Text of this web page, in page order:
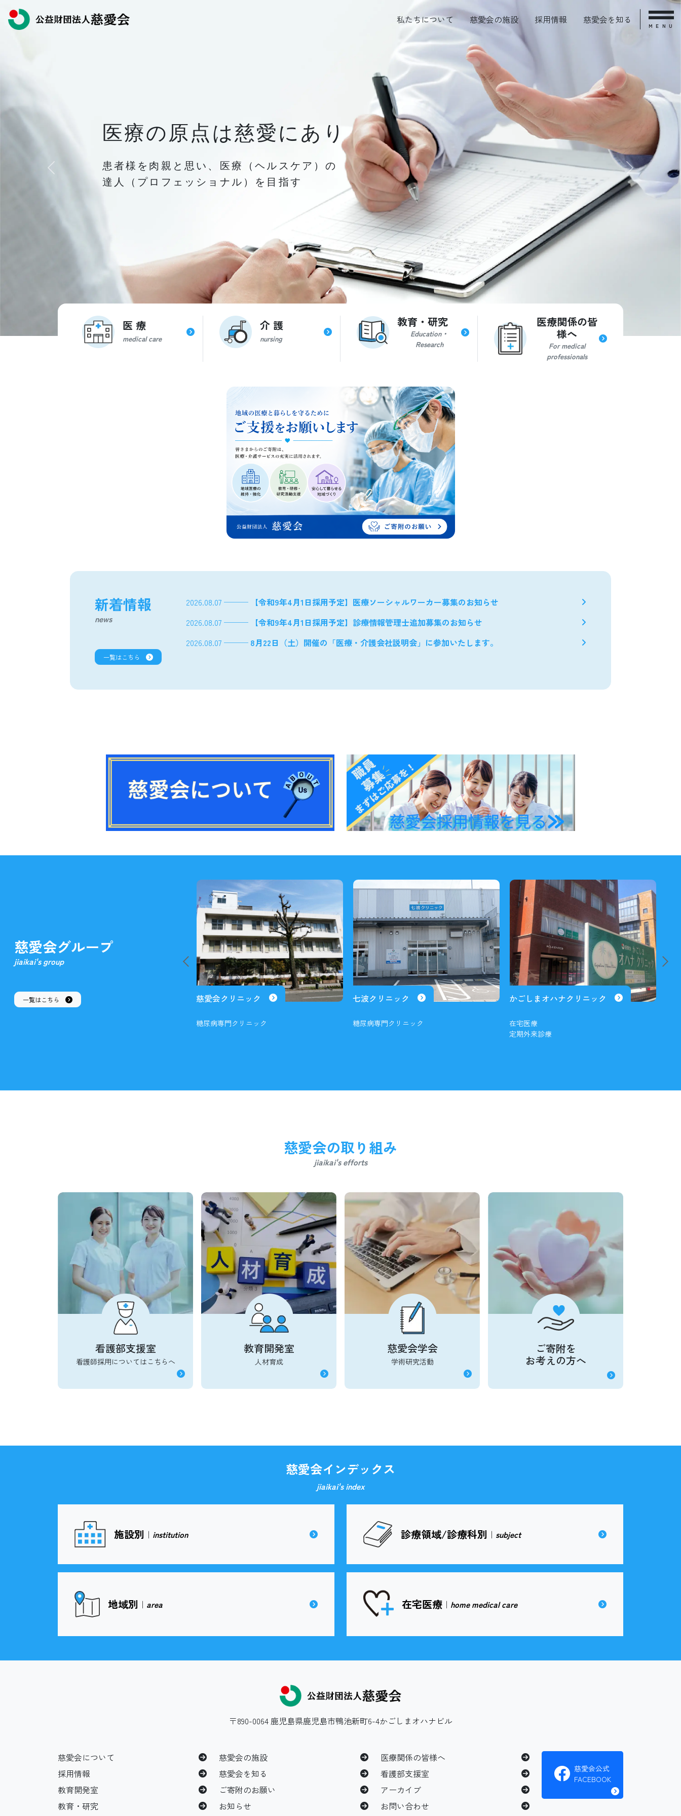
私たちについて 慈愛会の施設 採用情報 慈愛会を知る
MENU
医療の原点は慈愛にあり
患者様を肉親と思い、医療（ヘルスケア）の
達人（プロフェッショナル）を目指す
医療の原点は慈愛にあり
患者様を肉親と思い、医療（ヘルスケア）の
達人（プロフェッショナル）を目指す
Previous Next
医 療
medical care
介 護
nursing
教育・研究
Education・
Research
医療関係の皆
様へ
For medical
professionals
新着情報
news
一覧はこちら
2026.08.07 ───
【令和9年4月1日採用予定】医療ソーシャルワーカー募集のお知らせ
2026.08.07 ───
【令和9年4月1日採用予定】診療情報管理士追加募集のお知らせ
2026.08.07 ─── 8月22日（土）開催の「医療・介護会社説明会」に参加いたします。
慈愛会グループ
jiaikai's group
一覧はこちら
高麗町クリニック 慈愛会クリニック
糖尿病専門クリニック
七波クリニック
糖尿病専門クリニック
かごしまオハナクリニック
在宅医療
定期外来診療
慈愛会の取り組み
jiaikai's efforts
看護部支援室
看護師採用についてはこちらへ
教育開発室
人材育成
慈愛会学会
学術研究活動
ご寄附を
お考えの方へ
慈愛会インデックス
jiaikai's index
施設別 ｜ institution 診療領域/診療科別 ｜ subject
地域別 ｜ area 在宅医療 ｜ home medical care
〒890-0064 鹿児島県鹿児島市鴨池新町6-4かごしまオハナビル
慈愛会について 慈愛会の施設
医療関係の皆様へ
採用情報
慈愛会を知る
看護部支援室
教育開発室
ご寄附のお願い
アーカイブ
教育・研究
お知らせ お問い合わせ
慈愛会公式
FACEBOOK